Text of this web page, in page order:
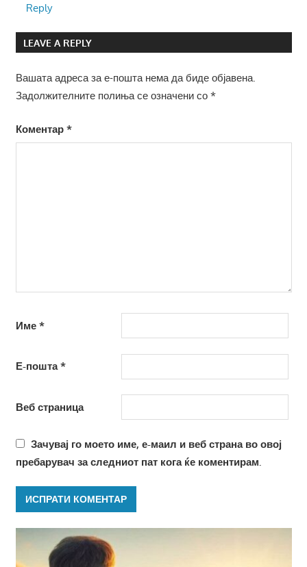
Reply
LEAVE A REPLY
Вашата адреса за е-пошта нема да биде објавена.
Задолжителните полиња се означени со *
Коментар *
Име *
Е-пошта*
Веб страница
Зачувај го моето име, е-маил и веб страна во овој
пребарувач за следниот пат кога ќе коментирам.